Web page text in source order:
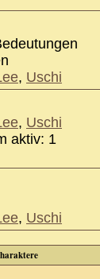
, Uschi
, Uschi
aktiv: 1
, Uschi